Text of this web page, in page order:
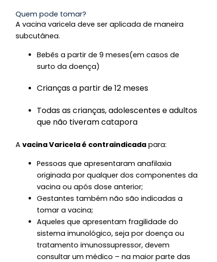
Quem pode tomar?
A vacina varicela deve ser aplicada de maneira
subcutânea.
Bebês a partir de 9 meses(em casos de
surto da doença)
Crianças a partir de 12 meses
Todas as crianças, adolescentes e adultos
que não tiveram catapora
Avacina Varicela é contraindicada para:
Pessoas que apresentaram anafilaxia
originada por qualquer dos componentes da
vacina ou após dose anterior;
Gestantes também não são indicadas a
tomar a vacina;
Aqueles que apresentam fragilidade do
sistema imunológico, seja por doença ou
tratamento imunossupressor, devem
consultar um médico – na maior parte das